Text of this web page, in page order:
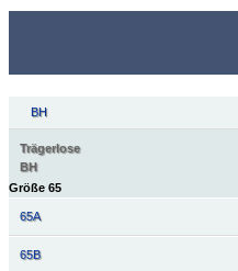
BH
Trägerlose
BH
Größe 65
65A
65B